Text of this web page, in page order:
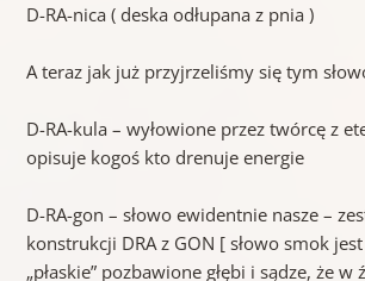
D-RA-nica ( deska odłupana z pnia )
A teraz jak już przyjrzeliśmy się tym
D-RA-kula – wyłowione przez twórcę z
opisuje kogoś kto drenuje energie
D-RA-gon – słowo ewidentnie nasze –
konstrukcji DRA z GON [ słowo smok jest
„płaskie” pozbawione głębi i sądze, że